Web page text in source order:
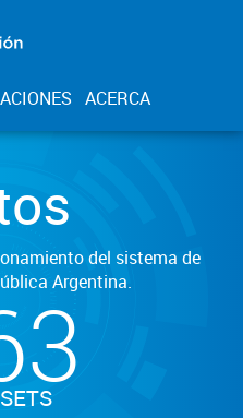
ACERCA
del sistema de
Argentina.